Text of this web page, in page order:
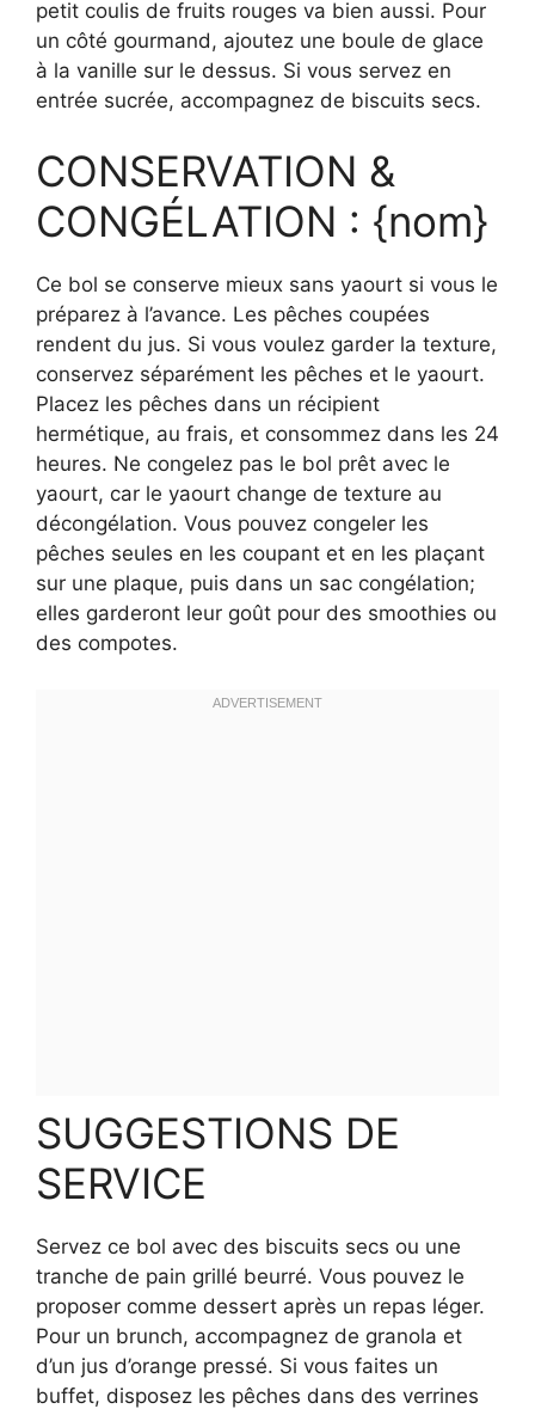
petit coulis de fruits rouges va bien aussi. Pour
un côté gourmand, ajoutez une boule de glace
à la vanille sur le dessus. Si vous servez en
entrée sucrée, accompagnez de biscuits secs.
CONSERVATION &
CONGÉLATION : {nom}
Ce bol se conserve mieux sans yaourt si vous le
préparez à l’avance. Les pêches coupées
rendent du jus. Si vous voulez garder la texture,
conservez séparément les pêches et le yaourt.
Placez les pêches dans un récipient
hermétique, au frais, et consommez dans les 24
heures. Ne congelez pas le bol prêt avec le
yaourt, car le yaourt change de texture au
décongélation. Vous pouvez congeler les
pêches seules en les coupant et en les plaçant
sur une plaque, puis dans un sac congélation;
elles garderont leur goût pour des smoothies ou
des compotes.
SUGGESTIONS DE
SERVICE
Servez ce bol avec des biscuits secs ou une
tranche de pain grillé beurré. Vous pouvez le
proposer comme dessert après un repas léger.
Pour un brunch, accompagnez de granola et
d’un jus d’orange pressé. Si vous faites un
buffet, disposez les pêches dans des verrines